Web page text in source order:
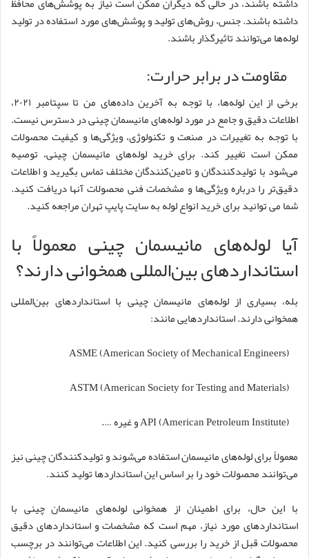
داشته باشند. جنس، روش‌های تولید و پوشش‌های مورد استفاده در تولید
لوله‌ها می‌توانند تاثیرگذار باشند.
مقاومت در برابر حرارت:
برخی از این لوله‌ها، با توجه به آخرین داده‌های من تا سپتامبر ۲۰۲۱،
اطلاعات دقیق و جامع در مورد لوله‌های مانیسمان چینی در دسترس نیست.
با توجه به تغییرات در صنعت و تکنولوژی، ویژگی‌ها و کیفیت محصولات
ممکن است تغییر کند. برای خرید لوله‌های مانیسمان چینی، توصیه
می‌شود با تولیدکنندگان و تامین‌کنندگان مختلف تماس بگیرید و اطلاعات
دقیق‌تر را درباره ویژگی‌ها و مشخصات فنی محصولات آنها دریافت کنید.
شما می توانید برای خرید انواع لوله به سایت پایپ تهران مراجعه کنید.
آیا لوله‌های مانیسمان چینی معمولاً با
استانداردهای بین‌المللی همخوانی دارند؟
بله، بسیاری از لوله‌های مانیسمان چینی با استانداردهای بین‌المللی
همخوانی دارند. استانداردهایی مانند:
معمولاً برای لوله‌های مانیسمان استفاده می‌شوند و تولیدکنندگان چینی نیز
می‌توانند محصولات خود را بر اساس این استانداردها تولید کنند.
با این حال، برای اطمینان از همخوانی لوله‌های مانیسمان چینی با
استانداردهای مورد نیاز، مهم است که مشخصات و استانداردهای دقیق
محصولات قبل از خرید را بررسی کنید. این اطلاعات می‌توانند در برچسب